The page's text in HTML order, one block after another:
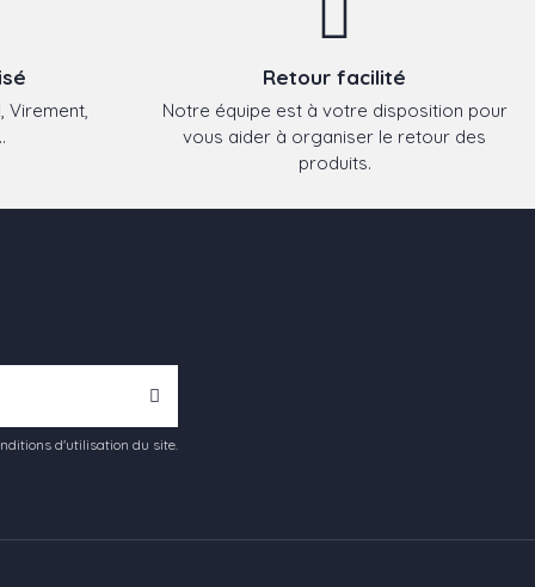
Virement,
Retour facilité
Notre équipe est à votre disposition pour
vous aider à organiser le retour des
produits.
d'utilisation du site.